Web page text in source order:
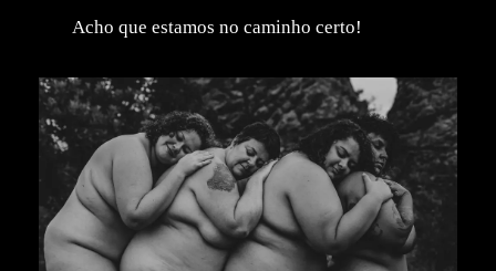
Acho que estamos no caminho certo!